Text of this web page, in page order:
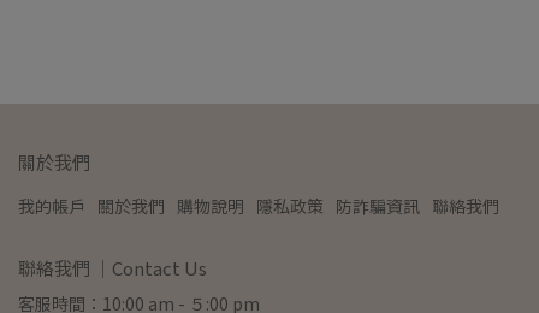
關於我們
我的帳戶 關於我們 購物說明 隱私政策 防詐騙資訊 聯絡我們
聯絡我們 ｜Contact Us
客服時間：10:00 am - ５:00 pm